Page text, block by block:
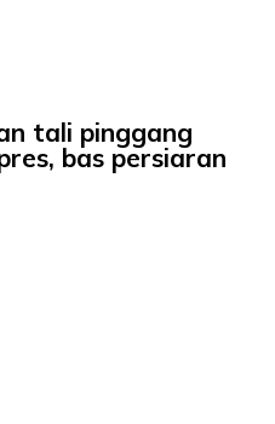
tali pinggang
bas persiaran